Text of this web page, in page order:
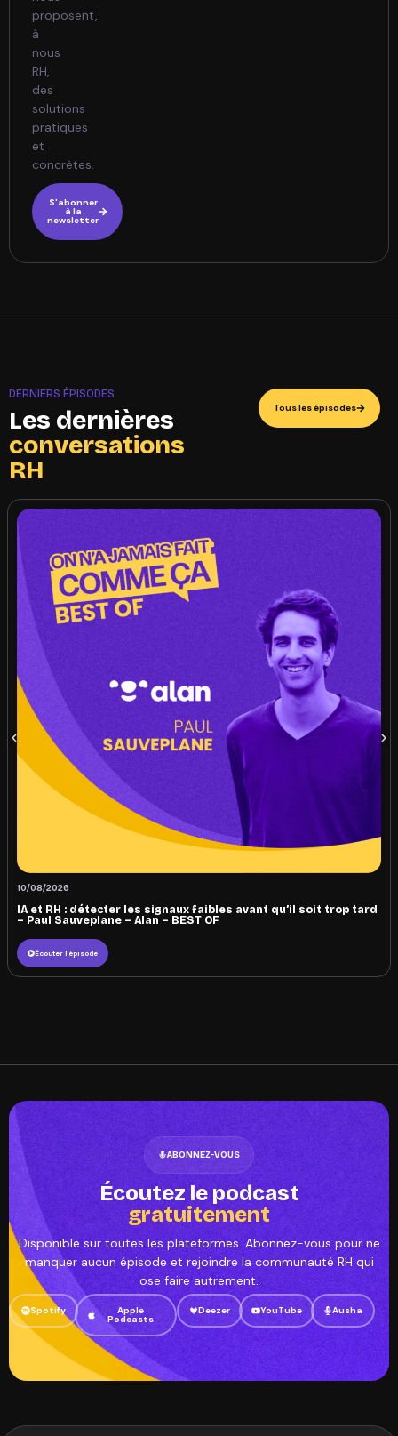
proposent,
à
nous
RH,
des
solutions
pratiques
et
concrètes.
S'abonner
à la
newsletter
DERNIERS ÉPISODES
Les dernières
conversations
RH
Tous les épisodes
10/08/2026
IA et RH : détecter les signaux faibles avant qu’il soit trop tard
– Paul Sauveplane – Alan – BEST OF
Écouter l'épisode
ABONNEZ-VOUS
Écoutez le podcast
gratuitement
Disponible sur toutes les plateformes. Abonnez-vous pour ne
manquer aucun épisode et rejoindre la communauté RH qui
ose faire autrement.
Spotify Apple
Podcasts
Deezer YouTube Ausha